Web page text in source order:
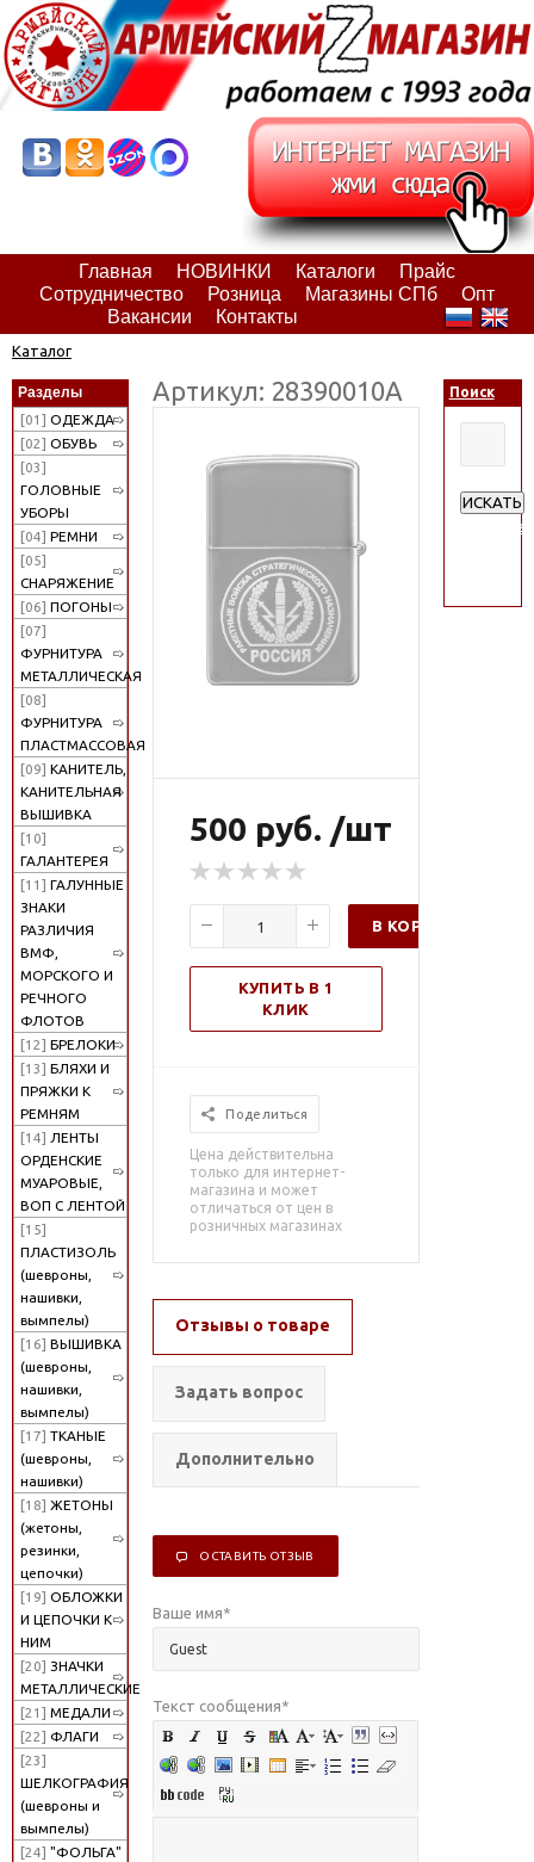
Главная НОВИНКИ Каталоги
Прайс
Сотрудничество
Розница Магазины СПб
Опт
Вакансии
Контакты
Каталог
Разделы
[01] ОДЕЖДА
[02] ОБУВЬ
[03]
ГОЛОВНЫЕ
УБОРЫ
[04] РЕМНИ
[05]
СНАРЯЖЕНИЕ
[06] ПОГОНЫ
[07]
ФУРНИТУРА
МЕТАЛЛИЧЕСКАЯ
[08]
ФУРНИТУРА
ПЛАСТМАССОВАЯ
[09] КАНИТЕЛЬ,
КАНИТЕЛЬНАЯ
ВЫШИВКА
[10]
ГАЛАНТЕРЕЯ
[11] ГАЛУННЫЕ
ЗНАКИ
РАЗЛИЧИЯ
ВМФ,
МОРСКОГО И
РЕЧНОГО
ФЛОТОВ
[12] БРЕЛОКИ
[13] БЛЯХИ И
ПРЯЖКИ К
РЕМНЯМ
[14] ЛЕНТЫ
ОРДЕНСКИЕ
МУАРОВЫЕ,
ВОП С ЛЕНТОЙ
[15]
ПЛАСТИЗОЛЬ
(шевроны,
нашивки,
вымпелы)
[16] ВЫШИВКА
(шевроны,
нашивки,
вымпелы)
[17] ТКАНЫЕ
(шевроны,
нашивки)
[18] ЖЕТОНЫ
(жетоны,
резинки,
цепочки)
[19] ОБЛОЖКИ
И ЦЕПОЧКИ К
НИМ
[20] ЗНАЧКИ
МЕТАЛЛИЧЕСКИЕ
[21] МЕДАЛИ
[22] ФЛАГИ
[23]
ШЕЛКОГРАФИЯ
(шевроны и
вымпелы)
[24] "ФОЛЬГА"
Артикул: 28390010А
500 руб. /шт
В КОРЗИНУ
КУПИТЬ В 1
КЛИК
Поделиться
Цена действительна
только для интернет-
магазина и может
отличаться от цен в
розничных магазинах
Отзывы о товаре
Задать вопрос
Дополнительно
ОСТАВИТЬ ОТЗЫВ
Ваше имя*
Текст сообщения*
Поиск
ИСКАТЬ